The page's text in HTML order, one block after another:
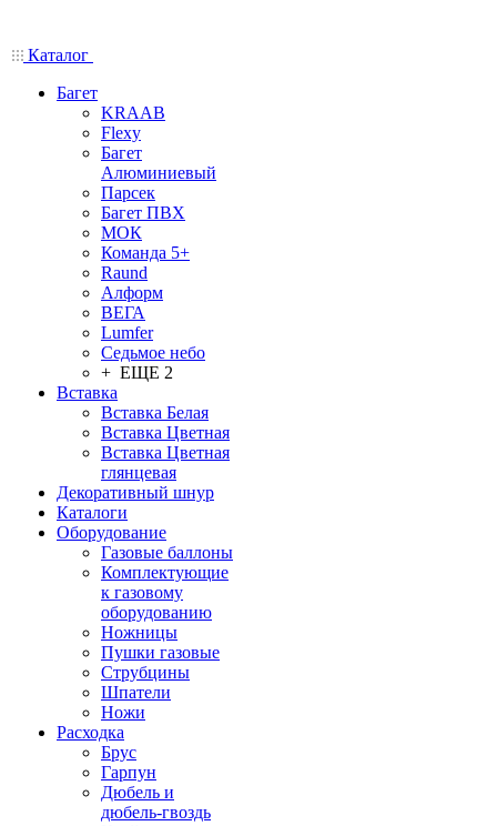
Каталог
Багет
KRAAB
Flexy
Багет
Алюминиевый
Парсек
Багет ПВХ
МОК
Команда 5+
Raund
Алформ
ВЕГА
Lumfer
Седьмое небо
+ ЕЩЕ 2
Вставка
Вставка Белая
Вставка Цветная
Вставка Цветная
глянцевая
Декоративный шнур
Каталоги
Оборудование
Газовые баллоны
Комплектующие
к газовому
оборудованию
Ножницы
Пушки газовые
Струбцины
Шпатели
Ножи
Расходка
Брус
Гарпун
Дюбель и
дюбель-гвоздь